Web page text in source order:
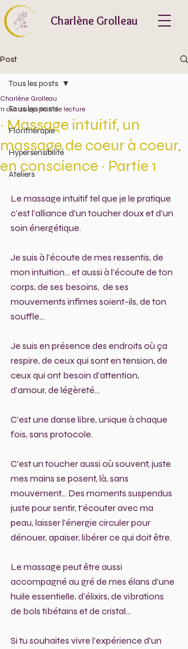
Charlène Grolleau
Post
Tous les posts
Florithérapie
Hypersensibilité
Ateliers
Tous les posts
~ Massage intuitif, un
massage de coeur à coeur,
en conscience ~ Partie 1
Charlène Grolleau
11 avr. 2023 1 min de lecture
Le massage intuitif tel que je le pratique
c'est l'alliance d'un toucher doux et d'un
soin énergétique.
Je suis à l'écoute de mes ressentis, de
mon intuition... et aussi à l'écoute de ton
corps, de ses besoins,  de ses
mouvements infimes soient-ils, de ton
souffle...
Je suis en présence des endroits où ça
respire, de ceux qui sont en tension, de
ceux qui ont besoin d'attention,
d'amour, de légèreté...
C'est une danse libre, unique à chaque
fois, sans protocole.
C'est un toucher aussi où souvent, juste
mes mains se posent, là, sans
mouvement... Des moments suspendus
juste pour sentir, t'écouter avec ma
peau, laisser l'énergie circuler pour
dénouer, apaiser, libérer ce qui doit être.
Le massage peut être aussi
accompagné au gré de mes élans d'une
huile essentielle, d'élixirs, de vibrations
de bols tibétains et de cristal...
Si tu souhaites vivre l'expérience d'un